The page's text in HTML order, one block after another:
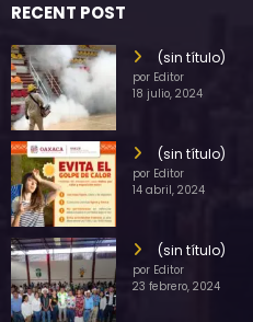
RECENT POST
(sin título)
por Editor
18 julio, 2024
(sin título)
por Editor
14 abril, 2024
(sin título)
por Editor
23 febrero, 2024